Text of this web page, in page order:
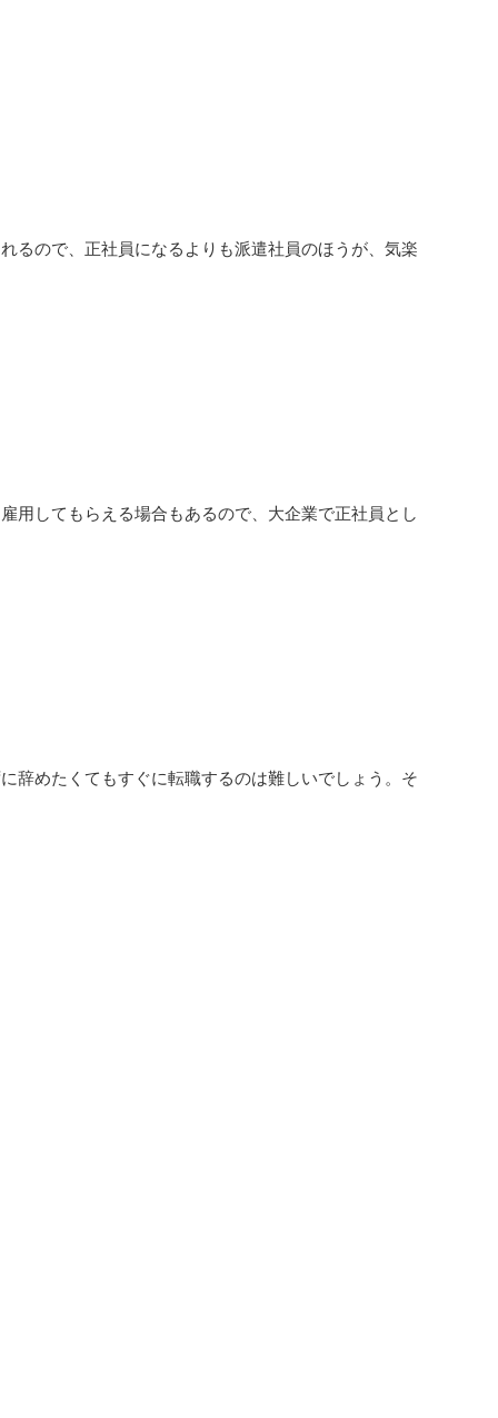
るので、正社員になるよりも派遣社員のほうが、気楽
用してもらえる場合もあるので、大企業で正社員とし
辞めたくてもすぐに転職するのは難しいでしょう。そ